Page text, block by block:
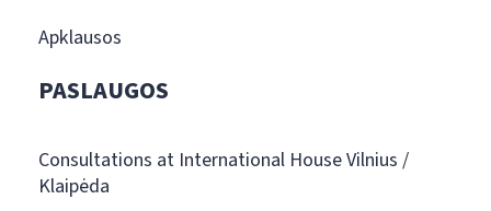
Apklausos
PASLAUGOS
Consultations at International House Vilnius /
Klaipėda